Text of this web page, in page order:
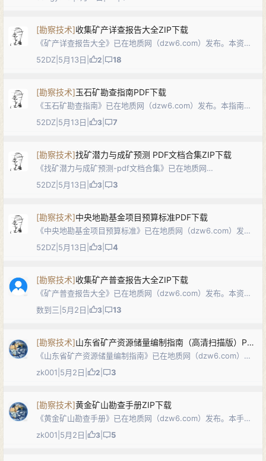
[勘察技术]收集矿产详查报告大全ZIP下载
《矿产详查报告大全》已在地质网（dzw6.com）发布。本资料
汇编多份不同地区、不同矿种的详查阶段成果报告及附图附件，
涵盖矿区地质、矿体特征、矿石质量、开采技术条件、资源储量
52DZ 5月13日 2 18
[勘察技术]玉石矿勘查指南PDF下载
《玉石矿勘查指南》已在地质网（dzw6.com）发布。本指南系
统阐述玉石矿的定义与矿物岩石学特征、矿床成因类型与分布、
质量要求和工业指标，详细规定玉石矿地质勘查的目的任务、区
52DZ 5月13日 3 7
[勘察技术]找矿潜力与成矿预测 PDF文档合集ZIP下载
《找矿潜力与成矿预测-pdf文档合集》已在地质网
（dzw6.com）发布。本合集汇集多份成矿预测与找矿潜力评价
相关文献，内容涉及成矿预测理论、找矿潜力评价方法、典型矿
52DZ 5月13日 3 3
[勘察技术]中央地勘基金项目预算标准PDF下载
《中央地勘基金项目预算标准》已在地质网（dzw6.com）发
布。本标准由国土资源部中央地质勘查基金管理中心组织制定，
适用于中央地质勘查基金项目概、预算编制、审查及管理，按全
52DZ 5月13日 3 4
[勘察技术]收集矿产普查报告大全ZIP下载
《矿产普查报告大全》已在地质网（dzw6.com）发布。本资料
汇编多份不同地区、不同矿种的矿产普查（预查、普查）阶段成
果报告及附图附件，涵盖地质背景与区域成矿条件、物化探异常
数到三 5月2日 3 13
[勘察技术] 山东省矿产资源储量编制指南（高清扫描版）PDF下载
《山东省矿产资源储量编制指南》已在地质网（dzw6.com）发
布。本《指南》由山东省国土资源厅组织编制，分上、中、下三
篇：上篇明确固体矿产勘查地质报告、资源储量核实报告、压覆
zk001 5月2日 2 3
[勘察技术]黄金矿山勘查手册ZIP下载
《黄金矿山勘查手册》已在地质网（dzw6.com）发布。本手册
面向金矿勘查一线，系统梳理金矿地质基础与矿床类型，以及物
探、化探、槽探、钻探等常用勘查手段的适用条件、技术要点与
zk001 5月2日 3 5